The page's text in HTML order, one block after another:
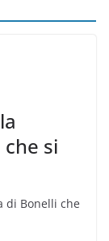
si
di Bonelli che